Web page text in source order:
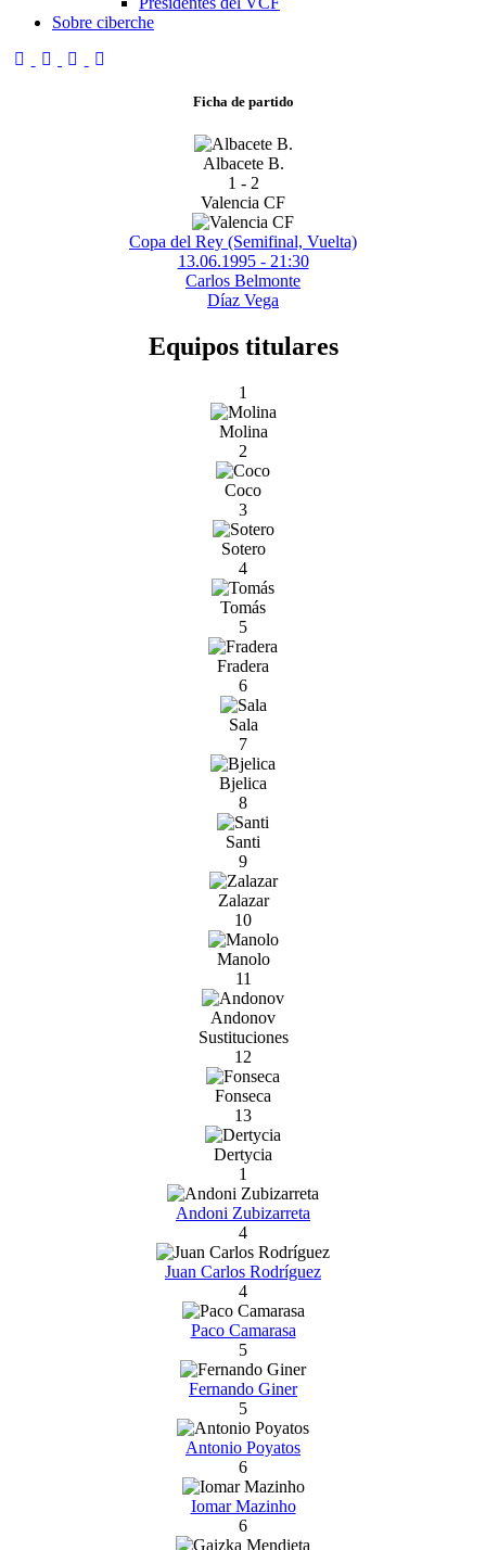
Sobre ciberche
Ficha de partido
Albacete B.
1 - 2
Valencia CF
Copa del Rey (Semifinal, Vuelta)
13.06.1995 - 21:30
Carlos Belmonte
Díaz Vega
Equipos titulares
1
Molina
2
Coco
3
Sotero
4
Tomás
5
Fradera
6
Sala
7
Bjelica
8
Santi
9
Zalazar
10
Manolo
11
Andonov
Sustituciones
12
Fonseca
13
Dertycia
1
Andoni Zubizarreta
4
Juan Carlos Rodríguez
4
Paco Camarasa
5
Fernando Giner
5
Antonio Poyatos
6
Iomar Mazinho
6